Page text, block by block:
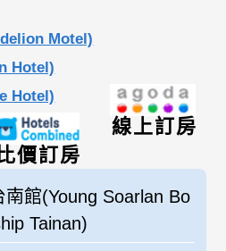
Motel)
Hotel)
Hotel)
線上訂房
比價訂房
館(Young Soarlan Bo
Tainan)